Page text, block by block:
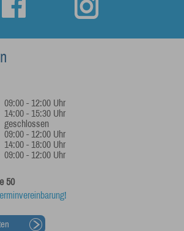
09:00 - 12:00 Uhr
14:00 - 15:30 Uhr
geschlossen
09:00 - 12:00 Uhr
14:00 - 18:00 Uhr
09:00 - 12:00 Uhr
50